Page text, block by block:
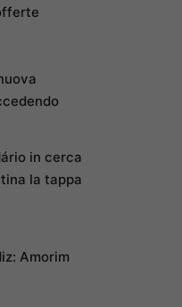
in cerca
la tappa
Amorim